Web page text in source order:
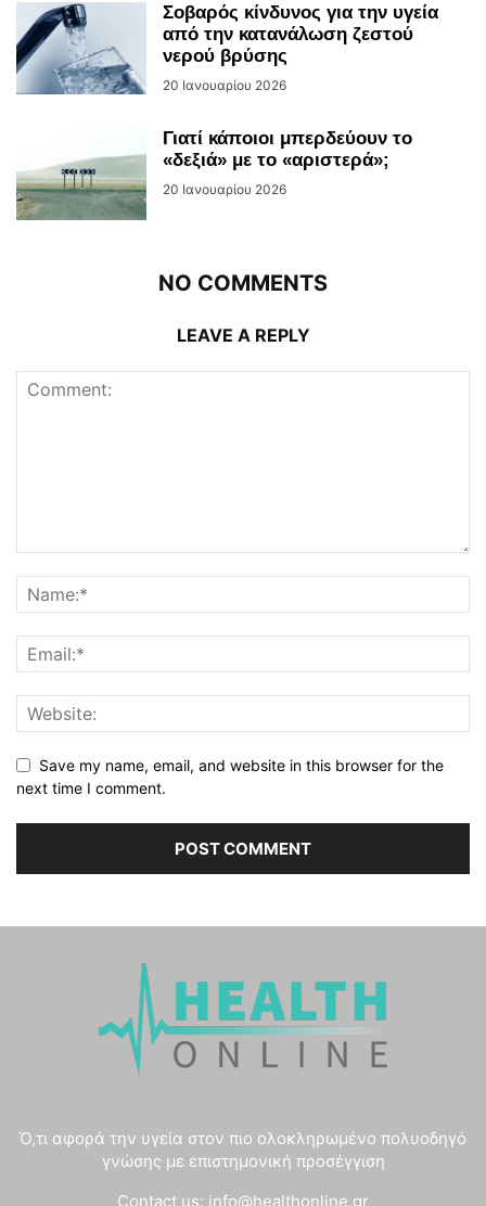
Σοβαρός κίνδυνος για την υγεία
από την κατανάλωση ζεστού
νερού βρύσης
20 Ιανουαρίου 2026
Γιατί κάποιοι μπερδεύουν το
«δεξιά» με το «αριστερά»;
20 Ιανουαρίου 2026
NO COMMENTS
LEAVE A REPLY
Save my name, email, and website in this browser for the
next time I comment.
Ό,τι αφορά την υγεία στον πιο ολοκληρωμένο πολυοδηγό
γνώσης με επιστημονική προσέγγιση
Contact us: info@healthonline.gr